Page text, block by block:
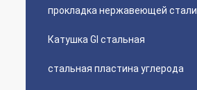
прокладка нержавеющей стали
Катушка GI стальная
стальная пластина углерода